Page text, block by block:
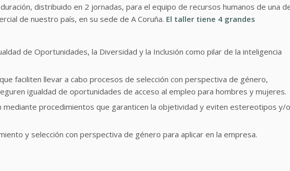
distribuido en 2 jornadas, para el equipo de recursos humanos de una
de nuestro país, en su sede de A Coruña. El taller tiene 4 grandes
de Oportunidades, la Diversidad y la Inclusión como pilar de la inteligencia
faciliten llevar a cabo procesos de selección con perspectiva de género,
igualdad de oportunidades de acceso al empleo para hombres y mujeres.
mediante procedimientos que garanticen la objetividad y eviten estereotipos y/o
y selección con perspectiva de género para aplicar en la empresa.